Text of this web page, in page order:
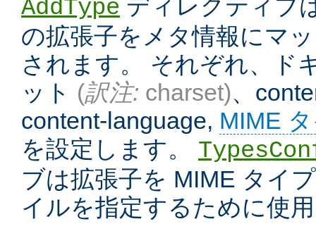
AddType ディレクティブ
の拡張子をメタ情報にマ
されます。 それぞれ、ド
ット (訳注: charset)、
content-language, MIME
を設定します。
ブは拡張子を MIME タイ
イルを指定するために使